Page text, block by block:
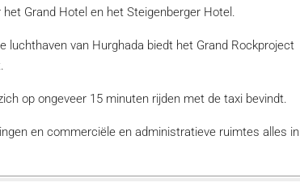
Grand Hotel en het Steigenberger Hotel.
van Hurghada biedt het Grand Rockproject
op ongeveer 15 minuten rijden met de taxi bevindt.
en commerciële en administratieve ruimtes alles in